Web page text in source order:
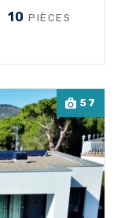
10 PIÈCES
57